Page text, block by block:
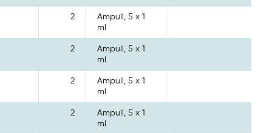
2
Ampull, 5 x 1
ml
2
Ampull, 5 x 1
ml
2
Ampull, 5 x 1
ml
2
Ampull, 5 x 1
ml